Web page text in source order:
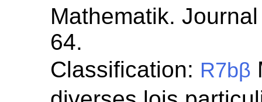
Mathematik.
64.
Classification: R7bβ